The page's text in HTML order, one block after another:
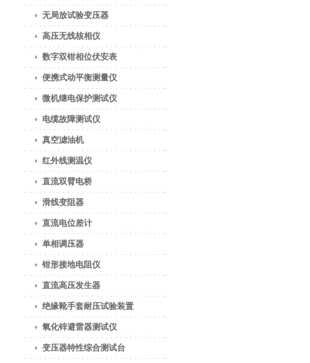
无局放试验变压器
高压无线核相仪
数字双钳相位伏安表
便携式动平衡测量仪
微机继电保护测试仪
电缆故障测试仪
真空滤油机
红外线测温仪
直流双臂电桥
滑线变阻器
直流电位差计
单相调压器
钳形接地电阻仪
直流高压发生器
绝缘靴手套耐压试验装置
氧化锌避雷器测试仪
变压器特性综合测试台